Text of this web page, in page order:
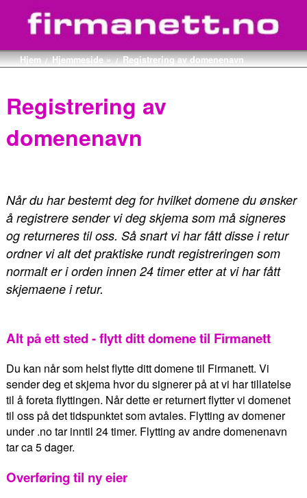
Hjem / Hjemmeside » / Registrering av domenenavn
Registrering av
domenenavn
Når du har bestemt deg for hvilket domene du ønsker
å registrere sender vi deg skjema som må signeres
og returneres til oss. Så snart vi har fått disse i retur
ordner vi alt det praktiske rundt registreringen som
normalt er i orden innen 24 timer etter at vi har fått
skjemaene i retur.
Alt på ett sted - flytt ditt domene til Firmanett
Du kan når som helst flytte ditt domene til Firmanett. Vi
sender deg et skjema hvor du signerer på at vi har tillatelse
til å foreta flyttingen. Når dette er returnert flytter vi domenet
til oss på det tidspunktet som avtales. Flytting av domener
under .no tar inntil 24 timer. Flytting av andre domenenavn
tar ca 5 dager.
Overføring til ny eier